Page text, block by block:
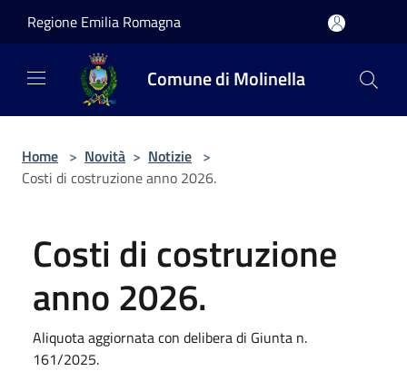
Regione Emilia Romagna
Comune di Molinella
Home > Novità > Notizie >
Costi di costruzione anno 2026.
Costi di costruzione
anno 2026.
Aliquota aggiornata con delibera di Giunta n.
161/2025.